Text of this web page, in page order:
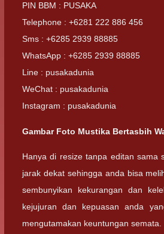
PIN BBM : PUSAKA
Telephone : +6281 222 886 456
Sms : +6285 2939 88885
WhatsApp : +6285 2939 88885
Line : pusakadunia
WeChat : pusakadunia
Instagram : pusakadunia
Gambar Foto Mustika Bertasbih
Hanya di resize tanpa editan sama
jarak dekat sehingga anda bisa
sembunyikan kekurangan dan
kejujuran dan kepuasan anda
mengutamakan keuntungan semata.